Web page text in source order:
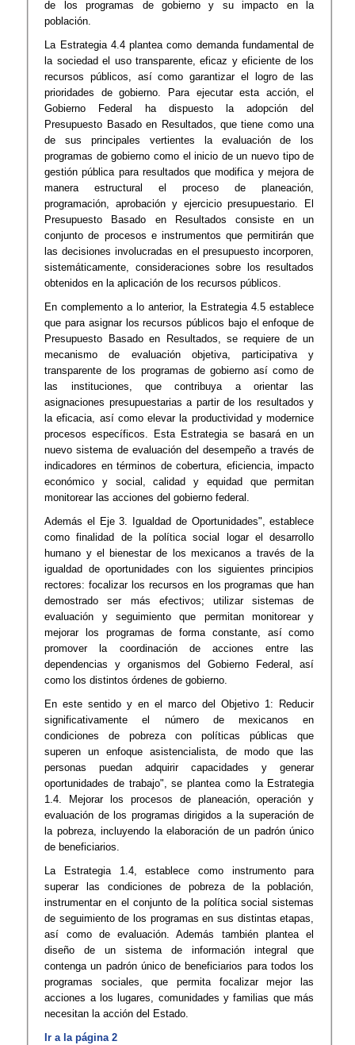
de los programas de gobierno y su impacto en la
población.
La Estrategia 4.4 plantea como demanda fundamental de
la sociedad el uso transparente, eficaz y eficiente de los
recursos públicos, así como garantizar el logro de las
prioridades de gobierno. Para ejecutar esta acción, el
Gobierno Federal ha dispuesto la adopción del
Presupuesto Basado en Resultados, que tiene como una
de sus principales vertientes la evaluación de los
programas de gobierno como el inicio de un nuevo tipo de
gestión pública para resultados que modifica y mejora de
manera estructural el proceso de planeación,
programación, aprobación y ejercicio presupuestario. El
Presupuesto Basado en Resultados consiste en un
conjunto de procesos e instrumentos que permitirán que
las decisiones involucradas en el presupuesto incorporen,
sistemáticamente, consideraciones sobre los resultados
obtenidos en la aplicación de los recursos públicos.
En complemento a lo anterior, la Estrategia 4.5 establece
que para asignar los recursos públicos bajo el enfoque de
Presupuesto Basado en Resultados, se requiere de un
mecanismo de evaluación objetiva, participativa y
transparente de los programas de gobierno así como de
las instituciones, que contribuya a orientar las
asignaciones presupuestarias a partir de los resultados y
la eficacia, así como elevar la productividad y modernice
procesos específicos. Esta Estrategia se basará en un
nuevo sistema de evaluación del desempeño a través de
indicadores en términos de cobertura, eficiencia, impacto
económico y social, calidad y equidad que permitan
monitorear las acciones del gobierno federal.
Además el Eje 3. Igualdad de Oportunidades", establece
como finalidad de la política social logar el desarrollo
humano y el bienestar de los mexicanos a través de la
igualdad de oportunidades con los siguientes principios
rectores: focalizar los recursos en los programas que han
demostrado ser más efectivos; utilizar sistemas de
evaluación y seguimiento que permitan monitorear y
mejorar los programas de forma constante, así como
promover la coordinación de acciones entre las
dependencias y organismos del Gobierno Federal, así
como los distintos órdenes de gobierno.
En este sentido y en el marco del Objetivo 1: Reducir
significativamente el número de mexicanos en
condiciones de pobreza con políticas públicas que
superen un enfoque asistencialista, de modo que las
personas puedan adquirir capacidades y generar
oportunidades de trabajo", se plantea como la Estrategia
1.4. Mejorar los procesos de planeación, operación y
evaluación de los programas dirigidos a la superación de
la pobreza, incluyendo la elaboración de un padrón único
de beneficiarios.
La Estrategia 1.4, establece como instrumento para
superar las condiciones de pobreza de la población,
instrumentar en el conjunto de la política social sistemas
de seguimiento de los programas en sus distintas etapas,
así como de evaluación. Además también plantea el
diseño de un sistema de información integral que
contenga un padrón único de beneficiarios para todos los
programas sociales, que permita focalizar mejor las
acciones a los lugares, comunidades y familias que más
necesitan la acción del Estado.
Ir a la página 2